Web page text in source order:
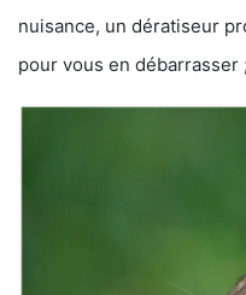
nuisance, un dératiseur
pour vous en débarrasser ;